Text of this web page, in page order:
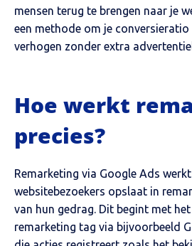
mensen terug te brengen naar je
een methode om je
verhogen zonder extra
Hoe werkt
precies?
Remarketing via Google Ads
websitebezoekers opslaat in
van hun gedrag. Dit begint met
remarketing tag via bijvoorbeeld